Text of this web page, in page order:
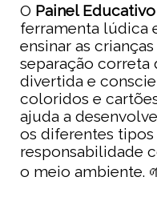
O Painel
ferramenta lúdica
ensinar as
separação
divertida e
coloridos e
ajuda a
os diferentes tipos
responsabilidade
o meio ambiente.